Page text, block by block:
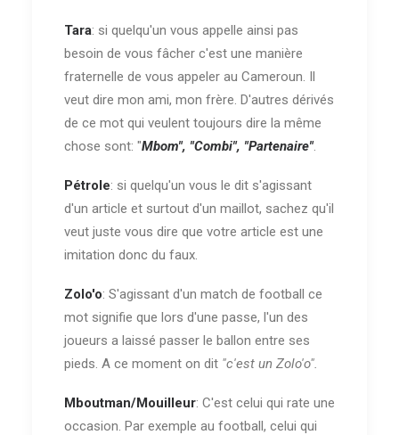
Tara: si quelqu'un vous appelle ainsi pas
besoin de vous fâcher c'est une manière
fraternelle de vous appeler au Cameroun. Il
veut dire mon ami, mon frère. D'autres dérivés
de ce mot qui veulent toujours dire la même
chose sont: "Mbom", "Combi", "Partenaire".
Pétrole: si quelqu'un vous le dit s'agissant
d'un article et surtout d'un maillot, sachez qu'il
veut juste vous dire que votre article est une
imitation donc du faux.
Zolo'o: S'agissant d'un match de football ce
mot signifie que lors d'une passe, l'un des
joueurs a laissé passer le ballon entre ses
pieds. A ce moment on dit "c'est un Zolo'o".
Mboutman/Mouilleur: C'est celui qui rate une
occasion. Par exemple au football, celui qui